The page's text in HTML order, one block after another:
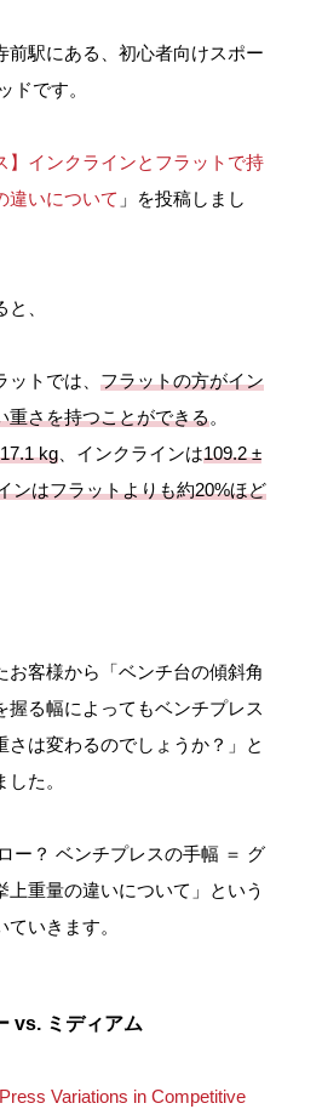
前駅にある、初心者向けスポー
ドです。
】インクラインとフラットで持
違いについて 」を投稿しまし
、
ットでは、 フラットの方がイン
重さを持つことができる。
kg 、インクラインは109.2 ±
ンはフラットよりも約20%ほど
お客様から「ベンチ台の傾斜角
握る幅によってもベンチプレス
さは変わるのでしょうか？」と
た。
ー？ ベンチプレスの手幅 ＝ グ
上重量の違いについて」という
いきます。
vs. ミディアム
Variations in Competitive